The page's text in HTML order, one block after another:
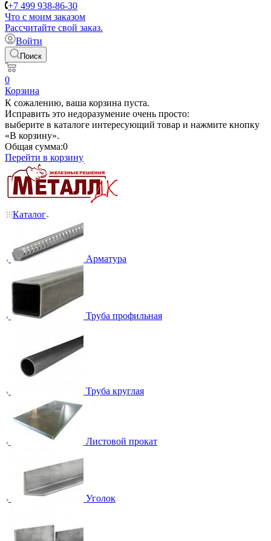
+7 499 938-86-30
Что с моим заказом
Расcчитайте свой заказ.
Войти
Поиск
0
Корзина
К сожалению, ваша корзина пуста.
Исправить это недоразумение очень просто:
выберите в каталоге интересующий товар и нажмите кнопку
«В корзину».
Общая сумма:0
Перейти в корзину
Каталог
Арматура
Труба профильная
Труба круглая
Листовой прокат
Уголок